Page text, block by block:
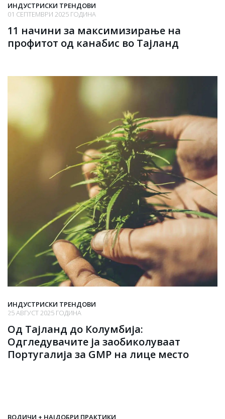
ИНДУСТРИСКИ ТРЕНДОВИ
01 СЕПТЕМВРИ 2025 ГОДИНА
11 начини за максимизирање на
профитот од канабис во Тајланд
ИНДУСТРИСКИ ТРЕНДОВИ
25 АВГУСТ 2025 ГОДИНА
Од Тајланд до Колумбија:
Одгледувачите ја заобиколуваат
Португалија за GMP на лице место
ВОДИЧИ + НАЈДОБРИ ПРАКТИКИ